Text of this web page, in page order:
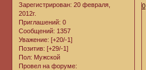
Зарегистрирован: 20 февраля,
2012г.
Приглашений: 0
Сообщений: 1357
Уважение: [+20/-1]
Позитив: [+29/-1]
Пол: Мужской
Провел на форуме:
0